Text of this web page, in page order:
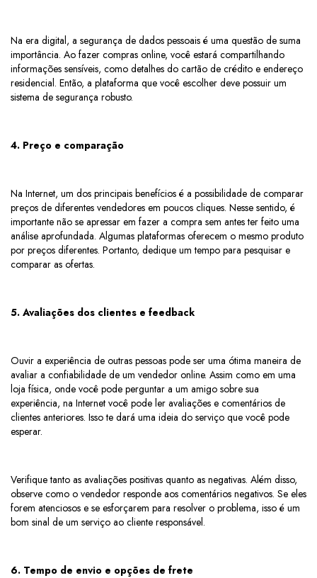
Na era digital, a segurança de dados pessoais é uma questão de suma
importância. Ao fazer compras online, você estará compartilhando
informações sensíveis, como detalhes do cartão de crédito e endereço
residencial. Então, a plataforma que você escolher deve possuir um
sistema de segurança robusto.
4. Preço e comparação
Na Internet, um dos principais benefícios é a possibilidade de comparar
preços de diferentes vendedores em poucos cliques. Nesse sentido, é
importante não se apressar em fazer a compra sem antes ter feito uma
análise aprofundada. Algumas plataformas oferecem o mesmo produto
por preços diferentes. Portanto, dedique um tempo para pesquisar e
comparar as ofertas.
5. Avaliações dos clientes e feedback
Ouvir a experiência de outras pessoas pode ser uma ótima maneira de
avaliar a confiabilidade de um vendedor online. Assim como em uma
loja física, onde você pode perguntar a um amigo sobre sua
experiência, na Internet você pode ler avaliações e comentários de
clientes anteriores. Isso te dará uma ideia do serviço que você pode
esperar.
Verifique tanto as avaliações positivas quanto as negativas. Além disso,
observe como o vendedor responde aos comentários negativos. Se eles
forem atenciosos e se esforçarem para resolver o problema, isso é um
bom sinal de um serviço ao cliente responsável.
6. Tempo de envio e opções de frete